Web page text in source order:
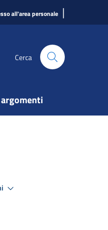
all'area personale |
Cerca